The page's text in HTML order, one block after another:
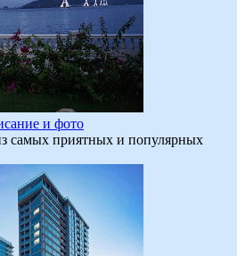
и фото
самых приятных и популярных